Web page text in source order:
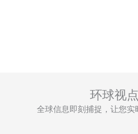
环球视点
全球信息即刻捕捉，让您实